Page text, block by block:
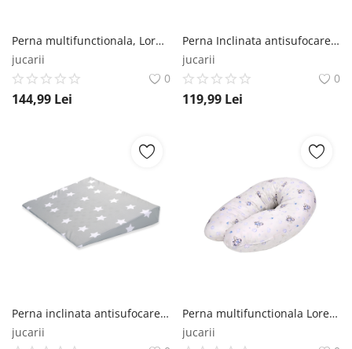
Perna multifunctionala, Lorelli Happy, 140 cm, husa detasabila, Stars Pale Blush Lorelli
jucarii
0
144,99 Lei
Perna Inclinata antisufocare, Lorelli Air Comfort, 60 X 45 X 9 cm, husa detasabila si lavabila, Blue Grey Mist Lorelli
jucarii
0
119,99 Lei
Perna inclinata antisufocare, Lorelli Air Comfort, 60 X 45 X 9 cm, husa detasabila si lavabila, Grey Stars Lorelli
jucarii
Perna multifunctionala Lorelli, Bumbac Ranforce, Blue Aeroplane Lorelli
jucarii